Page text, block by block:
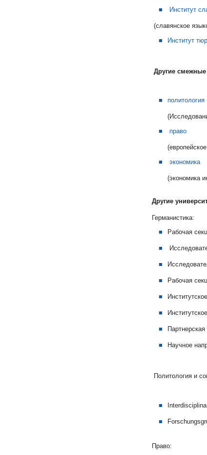
Институт
(славянское
Институт
Другие смежные
политология
(Исследования
право
(европейское
экономика
(экономика
Другие
Германистика:
Рабочая
Рабочая
Научное
Политология и
Право: